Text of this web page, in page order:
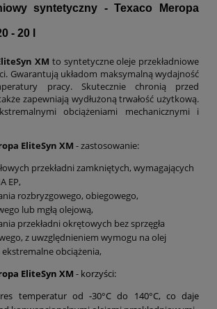
syntetyczny - Texaco Meropa
- 20 l
XM to syntetyczne oleje przekładniowe
Gwarantują układom maksymalną wydajność
pracy. Skutecznie chronią przed
zapewniają wydłużoną trwałość użytkową.
obciążeniami mechanicznymi i
EliteSyn XM - zastosowanie:
przekładni zamkniętych, wymagających
EP,
rozbryzgowego, obiegowego,
lub mgłą olejową,
przekładni okrętowych bez sprzęgła
z uwzględnieniem wymogu na olej
obciążenia,
EliteSyn XM - korzyści:
temperatur od -30°C do 140°C, co daje